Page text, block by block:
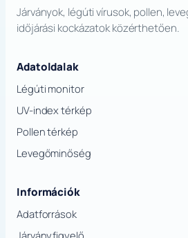
Járványok, légúti vírusok, pollen,
időjárási kockázatok közérthetően.
Adatoldalak
Légúti monitor
UV-index térkép
Pollen térkép
Levegőminőség
Információk
Adatforrások